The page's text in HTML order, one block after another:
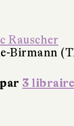
Rauscher
Birmann
3